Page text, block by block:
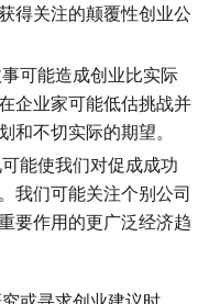
得关注的颠覆性创业公
可能造成创业比实际
企业家可能低估挑战并
和不切实际的期望。
能使我们对促成成功
我们可能关注个别公司
要作用的更广泛经济趋